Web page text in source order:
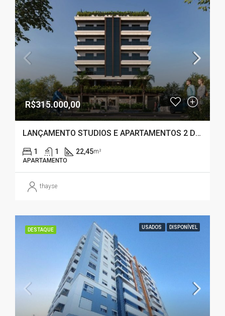
R$315.000,00
LANÇAMENTO STUDIOS E APARTAMENTOS 2 DORMITÓRIOS – CAMPECHE ( FLORIANÓPOLIS – SC)
1 1 22,45m²
APARTAMENTO
thayse
DESTAQUE USADOS DISPONÍVEL